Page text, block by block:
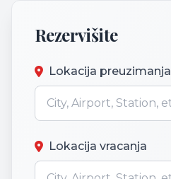
Rezervišite
Lokacija preuzimanja
Lokacija vracanja